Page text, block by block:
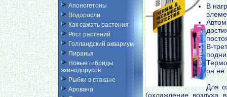
Апоногетоны
Водоросли
Как сажать растения
Рост растений
Голландский аквариум
Пиранья
Новые гибриды
эхинодорусов
Рыбки в стакане
Арована
B
В-
он не
Для
(охлаждение